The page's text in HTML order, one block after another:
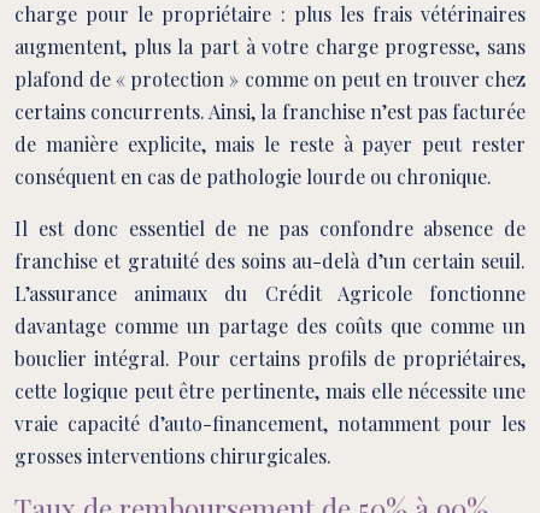
charge pour le propriétaire : plus les frais vétérinaires
augmentent, plus la part à votre charge progresse, sans
plafond de « protection » comme on peut en trouver chez
certains concurrents. Ainsi, la franchise n’est pas facturée
de manière explicite, mais le reste à payer peut rester
conséquent en cas de pathologie lourde ou chronique.
Il est donc essentiel de ne pas confondre absence de
franchise et gratuité des soins au-delà d’un certain seuil.
L’assurance animaux du Crédit Agricole fonctionne
davantage comme un partage des coûts que comme un
bouclier intégral. Pour certains profils de propriétaires,
cette logique peut être pertinente, mais elle nécessite une
vraie capacité d’auto-financement, notamment pour les
grosses interventions chirurgicales.